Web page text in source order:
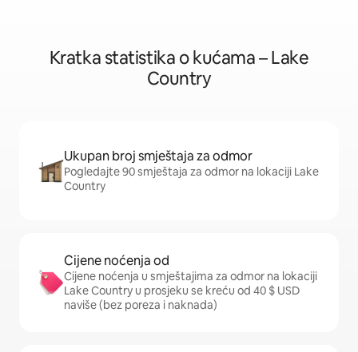
Kratka statistika o kućama – Lake
Country
Ukupan broj smještaja za odmor
Pogledajte 90 smještaja za odmor na lokaciji Lake
Country
Cijene noćenja od
Cijene noćenja u smještajima za odmor na lokaciji
Lake Country u prosjeku se kreću od 40 $ USD
naviše (bez poreza i naknada)